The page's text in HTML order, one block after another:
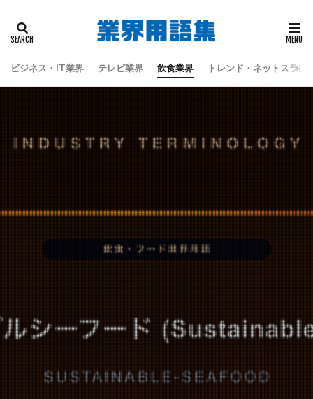
ビジネス・IT業界 テレビ業界 飲食業界 トレンド・ネットスラン
地震 天童よしみ
江戸時代
黒田六彦